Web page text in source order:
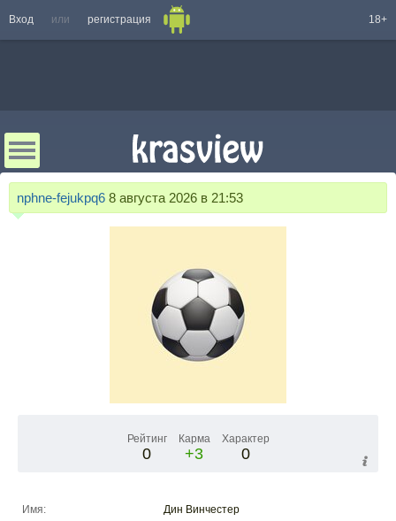
Вход или регистрация 18+
nphne-fejukpq6 8 августа 2026 в 21:53
Рейтинг
0
Карма
+3
Характер
0
Имя: Дин Винчестер